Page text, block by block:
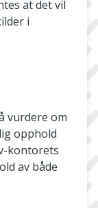
at det vil
i
vurdere om
opphold
kontorets
av både